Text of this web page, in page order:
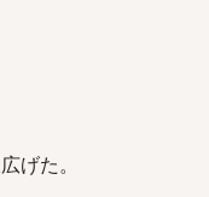
げた。